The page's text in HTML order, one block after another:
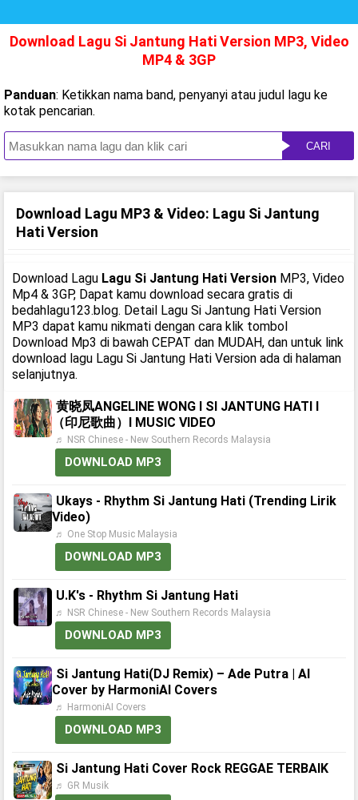
Download Lagu Si Jantung Hati Version MP3, Video
MP4 & 3GP
Panduan: Ketikkan nama band, penyanyi atau judul lagu ke
kotak pencarian.
CARI
Download Lagu MP3 & Video: Lagu Si Jantung
Hati Version
Download Lagu Lagu Si Jantung Hati Version MP3, Video
Mp4 & 3GP, Dapat kamu download secara gratis di
bedahlagu123.blog. Detail Lagu Si Jantung Hati Version
MP3 dapat kamu nikmati dengan cara klik tombol
Download Mp3 di bawah CEPAT dan MUDAH, dan untuk link
download lagu Lagu Si Jantung Hati Version ada di halaman
selanjutnya.
黄晓凤ANGELINE WONG I SI JANTUNG HATI I
（印尼歌曲）I MUSIC VIDEO
♬ NSR Chinese - New Southern Records Malaysia
DOWNLOAD MP3
Ukays - Rhythm Si Jantung Hati (Trending Lirik
Video)
♬ One Stop Music Malaysia
DOWNLOAD MP3
U.K's - Rhythm Si Jantung Hati
♬ NSR Chinese - New Southern Records Malaysia
DOWNLOAD MP3
Si Jantung Hati(DJ Remix) – Ade Putra | AI
Cover by HarmoniAI Covers
♬ HarmoniAI Covers
DOWNLOAD MP3
Si Jantung Hati Cover Rock REGGAE TERBAIK
♬ GR Musik